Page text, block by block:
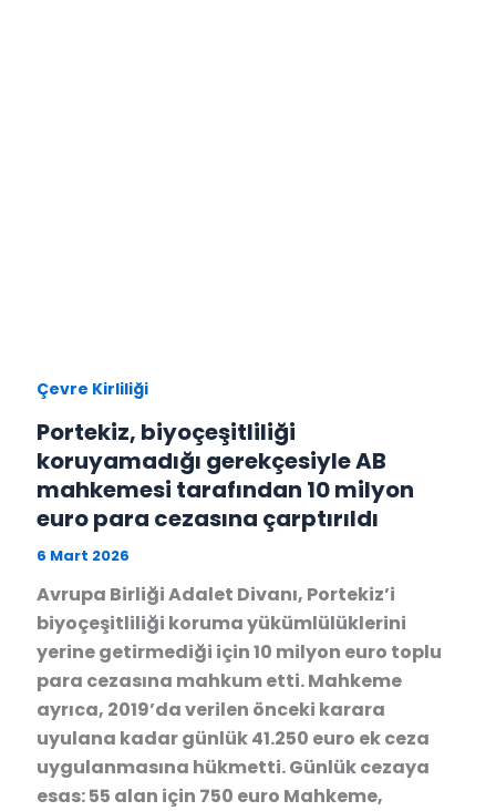
Çevre Kirliliği
Portekiz, biyoçeşitliliği
koruyamadığı gerekçesiyle AB
mahkemesi tarafından 10 milyon
euro para cezasına çarptırıldı
6 Mart 2026
Avrupa Birliği Adalet Divanı, Portekiz’i
biyoçeşitliliği koruma yükümlülüklerini
yerine getirmediği için 10 milyon euro toplu
para cezasına mahkum etti. Mahkeme
ayrıca, 2019’da verilen önceki karara
uyulana kadar günlük 41.250 euro ek ceza
uygulanmasına hükmetti. Günlük cezaya
esas: 55 alan için 750 euro Mahkeme,